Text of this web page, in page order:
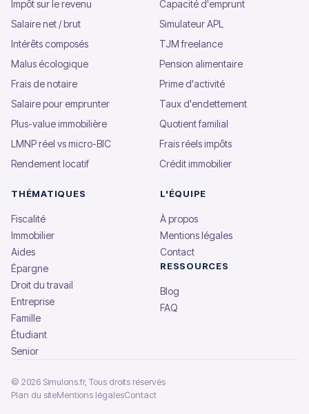
Impôt sur le revenu
Capacité d'emprunt
Salaire net / brut
Simulateur APL
Intérêts composés
TJM freelance
Malus écologique
Pension alimentaire
Frais de notaire
Prime d'activité
Salaire pour emprunter
Taux d'endettement
Plus-value immobilière
Quotient familial
LMNP réel vs micro-BIC
Frais réels impôts
Rendement locatif
Crédit immobilier
THÉMATIQUES
Fiscalité
Immobilier
Aides
Épargne
Droit du travail
Entreprise
Famille
Étudiant
Senior
L'ÉQUIPE
À propos
Mentions légales
Contact
RESSOURCES
Blog
FAQ
© 2026 Simulons.fr, Tous droits réservés
Plan du siteMentions légalesContact